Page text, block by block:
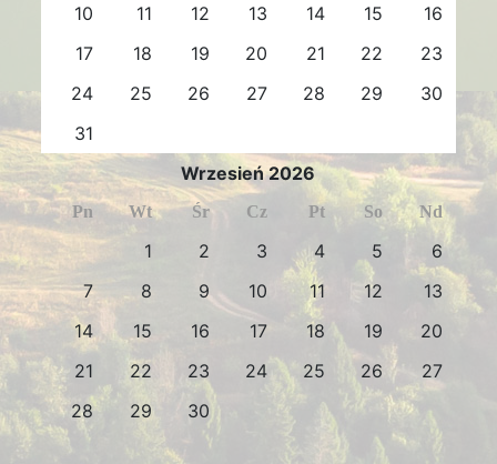
10
11 12 13 14 15
16
17
18 19 20 21 22
23
24
25 26 27 28 29
30
31
Wrzesień 2026
Pn Wt Śr Cz Pt So Nd
1 2 3 4 5
6
7
8 9 10 11 12
13
14
15 16 17 18 19
20
21
22 23 24 25 26
27
28
29 30